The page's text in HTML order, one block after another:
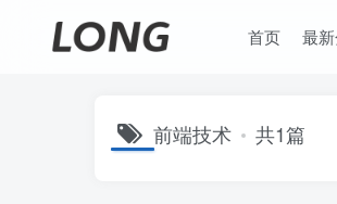
首页 最
前端技术 共1篇